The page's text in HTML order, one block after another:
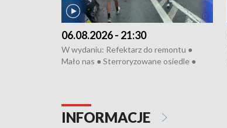
06.08.2026 - 21:30
W wydaniu: Refektarz do remontu ●
Mało nas ● Sterroryzowane osiedle ●
Pologne
INFORMACJE